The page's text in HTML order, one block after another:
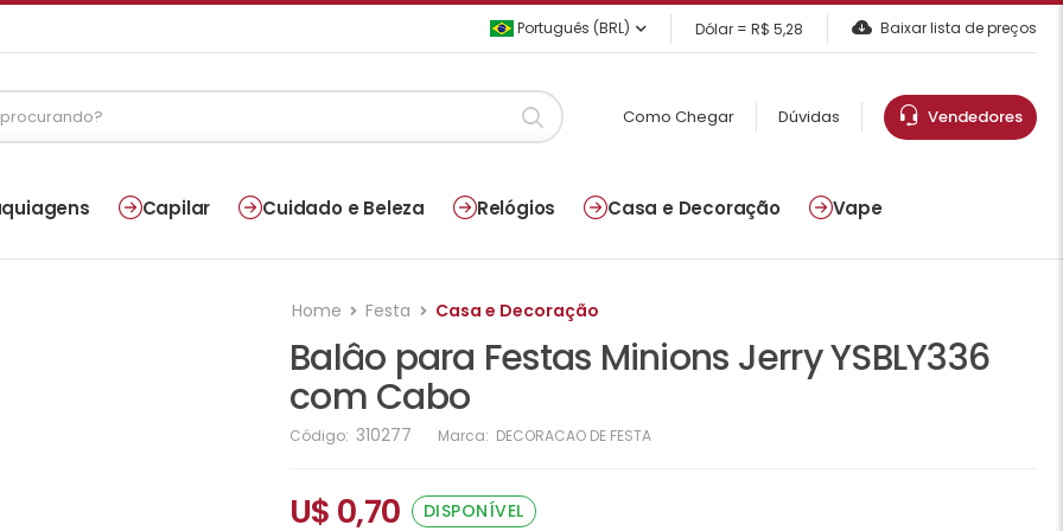
Português (BRL) Dólar = R$ 5,28 Baixar lista de preços
Como Chegar Dúvidas Vendedores
Capilar Cuidado e Beleza Relógios Casa e Decoração Vape
Home Festa Casa e Decoração
Balâo para Festas Minions Jerry YSBLY336
com Cabo
Código: 310277 Marca: DECORACAO DE FESTA
U$ 0,70 DISPONÍVEL